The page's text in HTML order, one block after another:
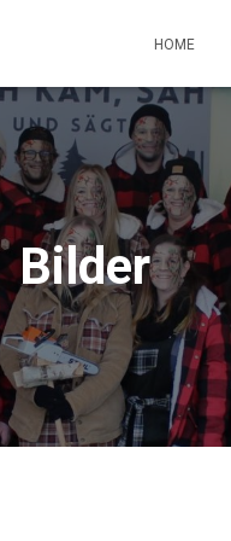
HOME
Bilder